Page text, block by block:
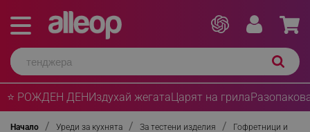
⭐ РОЖДЕН ДЕНИздухай жегатаЦарят на грила
Начало Уреди за кухнята За тестени изделия
Гофретници и